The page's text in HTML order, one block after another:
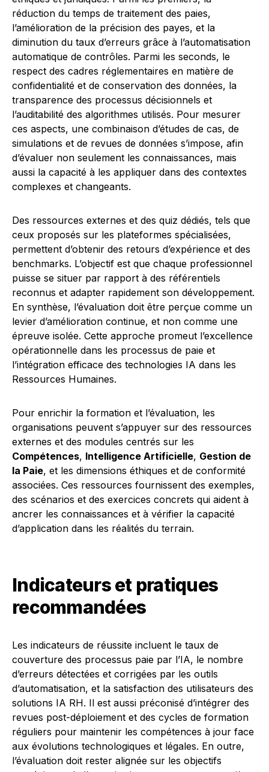
réduction du temps de traitement des paies,
l’amélioration de la précision des payes, et la
diminution du taux d’erreurs grâce à l’automatisation
automatique de contrôles. Parmi les seconds, le
respect des cadres réglementaires en matière de
confidentialité et de conservation des données, la
transparence des processus décisionnels et
l’auditabilité des algorithmes utilisés. Pour mesurer
ces aspects, une combinaison d’études de cas, de
simulations et de revues de données s’impose, afin
d’évaluer non seulement les connaissances, mais
aussi la capacité à les appliquer dans des contextes
complexes et changeants.
Des ressources externes et des quiz dédiés, tels que
ceux proposés sur les plateformes spécialisées,
permettent d’obtenir des retours d’expérience et des
benchmarks. L’objectif est que chaque professionnel
puisse se situer par rapport à des référentiels
reconnus et adapter rapidement son développement.
En synthèse, l’évaluation doit être perçue comme un
levier d’amélioration continue, et non comme une
épreuve isolée. Cette approche promeut l’excellence
opérationnelle dans les processus de paie et
l’intégration efficace des technologies IA dans les
Ressources Humaines.
Pour enrichir la formation et l’évaluation, les
organisations peuvent s’appuyer sur des ressources
externes et des modules centrés sur les
Compétences, Intelligence Artificielle, Gestion de
la Paie, et les dimensions éthiques et de conformité
associées. Ces ressources fournissent des exemples,
des scénarios et des exercices concrets qui aident à
ancrer les connaissances et à vérifier la capacité
d’application dans les réalités du terrain.
Indicateurs et pratiques
recommandées
Les indicateurs de réussite incluent le taux de
couverture des processus paie par l’IA, le nombre
d’erreurs détectées et corrigées par les outils
d’automatisation, et la satisfaction des utilisateurs des
solutions IA RH. Il est aussi préconisé d’intégrer des
revues post-déploiement et des cycles de formation
réguliers pour maintenir les compétences à jour face
aux évolutions technologiques et légales. En outre,
l’évaluation doit rester alignée sur les objectifs